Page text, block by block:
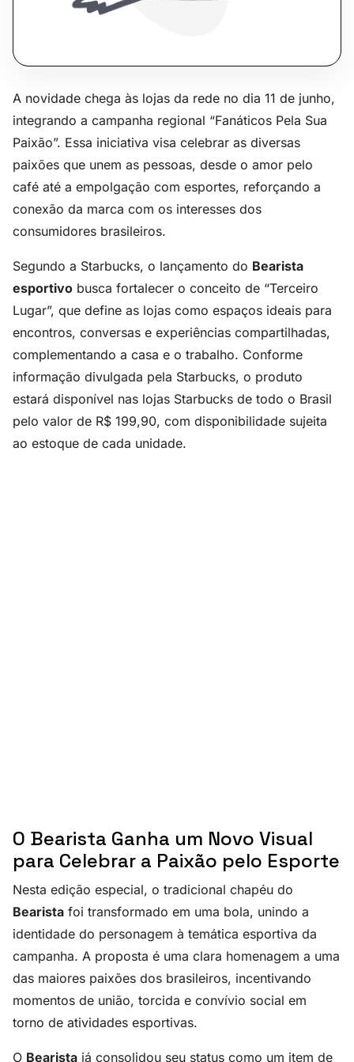
A novidade chega às lojas da rede no dia 11 de junho,
integrando a campanha regional “Fanáticos Pela Sua
Paixão”. Essa iniciativa visa celebrar as diversas
paixões que unem as pessoas, desde o amor pelo
café até a empolgação com esportes, reforçando a
conexão da marca com os interesses dos
consumidores brasileiros.
Segundo a Starbucks, o lançamento do Bearista
esportivo busca fortalecer o conceito de “Terceiro
Lugar”, que define as lojas como espaços ideais para
encontros, conversas e experiências compartilhadas,
complementando a casa e o trabalho. Conforme
informação divulgada pela Starbucks, o produto
estará disponível nas lojas Starbucks de todo o Brasil
pelo valor de R$ 199,90, com disponibilidade sujeita
ao estoque de cada unidade.
O Bearista Ganha um Novo Visual
para Celebrar a Paixão pelo Esporte
Nesta edição especial, o tradicional chapéu do
Bearista foi transformado em uma bola, unindo a
identidade do personagem à temática esportiva da
campanha. A proposta é uma clara homenagem a uma
das maiores paixões dos brasileiros, incentivando
momentos de união, torcida e convívio social em
torno de atividades esportivas.
O Bearista já consolidou seu status como um item de